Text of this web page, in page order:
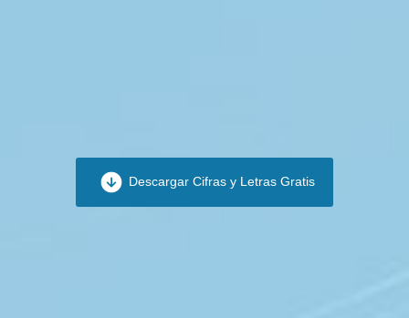
Descargar Cifras y Letras Gratis